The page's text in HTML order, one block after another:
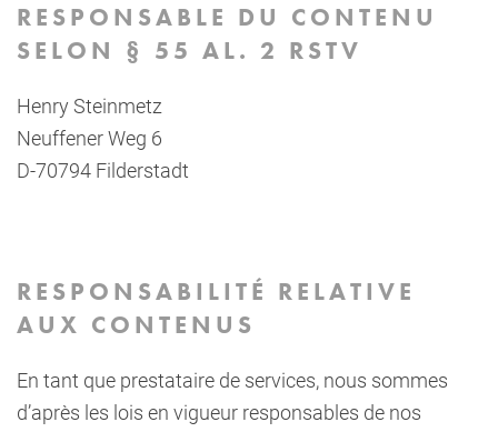
RESPONSABLE DU CONTENU
SELON § 55 AL. 2 RSTV
Henry Steinmetz
Neuffener Weg 6
D-70794 Filderstadt
RESPONSABILITÉ RELATIVE
AUX CONTENUS
En tant que prestataire de services, nous sommes
d’après les lois en vigueur responsables de nos